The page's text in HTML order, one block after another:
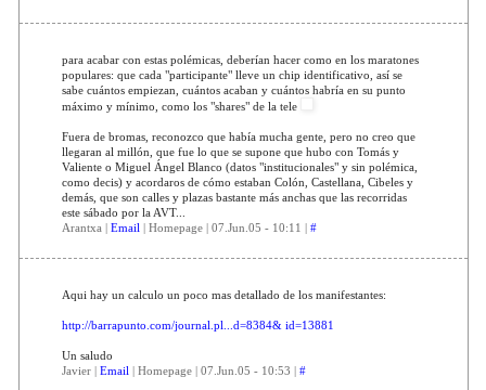
para acabar con estas polémicas, deberían hacer como en los maratones
populares: que cada "participante" lleve un chip identificativo, así se
sabe cuántos empiezan, cuántos acaban y cuántos habría en su punto
máximo y mínimo, como los "shares" de la tele
Fuera de bromas, reconozco que había mucha gente, pero no creo que
llegaran al millón, que fue lo que se supone que hubo con Tomás y
Valiente o Miguel Ángel Blanco (datos "institucionales" y sin polémica,
como decis) y acordaros de cómo estaban Colón, Castellana, Cibeles y
demás, que son calles y plazas bastante más anchas que las recorridas
este sábado por la AVT...
Arantxa | Email | Homepage | 07.Jun.05 - 10:11 | #
Aqui hay un calculo un poco mas detallado de los manifestantes:
http://barrapunto.com/journal.pl...d=8384& id=13881
Un saludo
Javier | Email | Homepage | 07.Jun.05 - 10:53 | #